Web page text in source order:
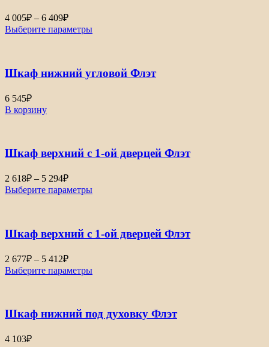
4 005₽ – 6 409₽Диапазон
цен:
4
6
Выберите параметры
Шкаф нижний угловой Флэт
6 545₽
В корзину
Шкаф верхний с 1-ой дверцей Флэт
2 618₽ – 5 294₽Диапазон
цен:
2
5
Выберите параметры
Шкаф верхний с 1-ой дверцей Флэт
2 677₽ – 5 412₽Диапазон
цен:
2
5
Выберите параметры
Шкаф нижний под духовку Флэт
4 103₽